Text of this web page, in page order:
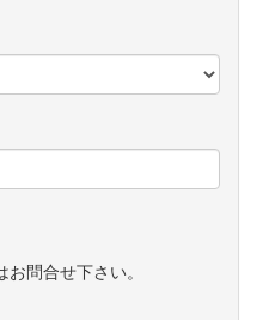
問合せ下さい。